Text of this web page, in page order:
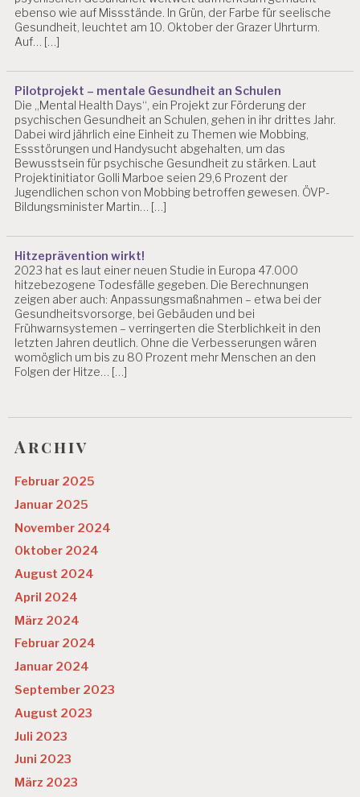
ebenso wie auf Missstände. In Grün, der Farbe für seelische
Gesundheit, leuchtet am 10. Oktober der Grazer Uhrturm.
Auf… […]
Pilotprojekt – mentale Gesundheit an Schulen
Die „Mental Health Days“, ein Projekt zur Förderung der
psychischen Gesundheit an Schulen, gehen in ihr drittes Jahr.
Dabei wird jährlich eine Einheit zu Themen wie Mobbing,
Essstörungen und Handysucht abgehalten, um das
Bewusstsein für psychische Gesundheit zu stärken. Laut
Projektinitiator Golli Marboe seien 29,6 Prozent der
Jugendlichen schon von Mobbing betroffen gewesen. ÖVP-
Bildungsminister Martin… […]
Hitzeprävention wirkt!
2023 hat es laut einer neuen Studie in Europa 47.000
hitzebezogene Todesfälle gegeben. Die Berechnungen
zeigen aber auch: Anpassungsmaßnahmen – etwa bei der
Gesundheitsvorsorge, bei Gebäuden und bei
Frühwarnsystemen – verringerten die Sterblichkeit in den
letzten Jahren deutlich. Ohne die Verbesserungen wären
womöglich um bis zu 80 Prozent mehr Menschen an den
Folgen der Hitze… […]
Archiv
Februar 2025
Januar 2025
November 2024
Oktober 2024
August 2024
April 2024
März 2024
Februar 2024
Januar 2024
September 2023
August 2023
Juli 2023
Juni 2023
März 2023